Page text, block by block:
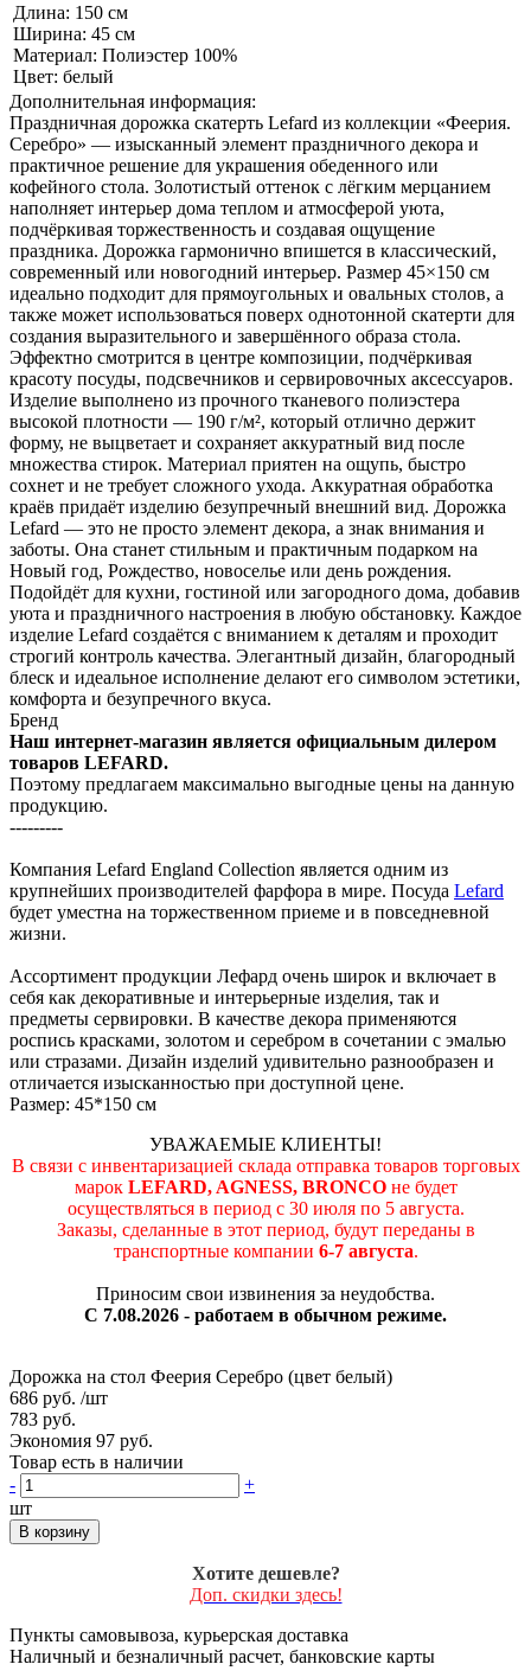
Длина: 150 см
Ширина: 45 см
Материал: Полиэстер 100%
Цвет: белый
Дополнительная информация:
Праздничная дорожка скатерть Lefard из коллекции «Феерия.
Серебро» — изысканный элемент праздничного декора и
практичное решение для украшения обеденного или
кофейного стола. Золотистый оттенок с лёгким мерцанием
наполняет интерьер дома теплом и атмосферой уюта,
подчёркивая торжественность и создавая ощущение
праздника. Дорожка гармонично впишется в классический,
современный или новогодний интерьер. Размер 45×150 см
идеально подходит для прямоугольных и овальных столов, а
также может использоваться поверх однотонной скатерти для
создания выразительного и завершённого образа стола.
Эффектно смотрится в центре композиции, подчёркивая
красоту посуды, подсвечников и сервировочных аксессуаров.
Изделие выполнено из прочного тканевого полиэстера
высокой плотности — 190 г/м², который отлично держит
форму, не выцветает и сохраняет аккуратный вид после
множества стирок. Материал приятен на ощупь, быстро
сохнет и не требует сложного ухода. Аккуратная обработка
краёв придаёт изделию безупречный внешний вид. Дорожка
Lefard — это не просто элемент декора, а знак внимания и
заботы. Она станет стильным и практичным подарком на
Новый год, Рождество, новоселье или день рождения.
Подойдёт для кухни, гостиной или загородного дома, добавив
уюта и праздничного настроения в любую обстановку. Каждое
изделие Lefard создаётся с вниманием к деталям и проходит
строгий контроль качества. Элегантный дизайн, благородный
блеск и идеальное исполнение делают его символом эстетики,
комфорта и безупречного вкуса.
Бренд
Наш интернет-магазин является официальным дилером
товаров LEFARD.
Поэтому предлагаем максимально выгодные цены на данную
продукцию.
---------
Компания Lefard England Collection является одним из
крупнейших производителей фарфора в мире. Посуда Lefard
будет уместна на торжественном приеме и в повседневной
жизни.
Ассортимент продукции Лефард очень широк и включает в
себя как декоративные и интерьерные изделия, так и
предметы сервировки. В качестве декора применяются
роспись красками, золотом и серебром в сочетании с эмалью
или стразами. Дизайн изделий удивительно разнообразен и
отличается изысканностью при доступной цене.
Размер: 45*150 см
УВАЖАЕМЫЕ КЛИЕНТЫ!
В связи с инвентаризацией склада отправка товаров торговых
марок LEFARD, AGNESS, BRONCOне будет
осуществляться в период c 30 июля по 5 августа.
Заказы, сделанные в этот период, будут переданы в
транспортные компании 6-7 августа.
Приносим свои извинения за неудобства.
С 7.08.2026 - работаем в обычном режиме.
Дорожка на стол Феерия Серебро (цвет белый)
686 руб. /шт
783 руб.
Экономия 97 руб.
Товар есть в наличии
-
+
шт
В корзину
Хотите дешевле?
Доп. скидки здесь!
Пункты самовывоза, курьерская доставка
Наличный и безналичный расчет, банковские карты